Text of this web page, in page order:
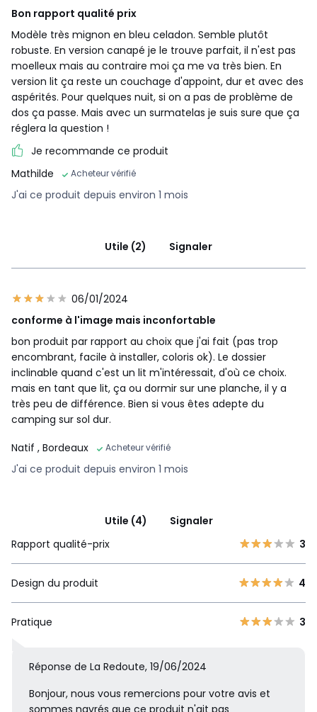
Bon rapport qualité prix
Modèle très mignon en bleu celadon. Semble plutôt
robuste. En version canapé je le trouve parfait, il n'est pas
moelleux mais au contraire moi ça me va très bien. En
version lit ça reste un couchage d'appoint, dur et avec des
aspérités. Pour quelques nuit, si on a pas de problème de
dos ça passe. Mais avec un surmatelas je suis sure que ça
réglera la question !
Je recommande ce produit
Mathilde
Acheteur vérifié
J'ai ce produit depuis environ 1 mois
Utile (2) Signaler
06/01/2024
conforme à l'image mais inconfortable
bon produit par rapport au choix que j'ai fait (pas trop
encombrant, facile à installer, coloris ok). Le dossier
inclinable quand c'est un lit m'intéressait, d'où ce choix.
mais en tant que lit, ça ou dormir sur une planche, il y a
très peu de différence. Bien si vous êtes adepte du
camping sur sol dur.
Natif , Bordeaux Acheteur vérifié
J'ai ce produit depuis environ 1 mois
Utile (4)
Signaler
Rapport qualité-prix
3
Design du produit 4
Pratique 3
Réponse de La Redoute, 19/06/2024
Bonjour, nous vous remercions pour votre avis et
sommes navrés que ce produit n'ait pas